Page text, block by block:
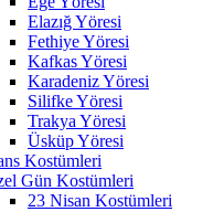
Elazığ Yöresi
Fethiye Yöresi
Kafkas Yöresi
Karadeniz Yöresi
Silifke Yöresi
Trakya Yöresi
Üsküp Yöresi
Kostümleri
Gün Kostümleri
23 Nisan Kostümleri